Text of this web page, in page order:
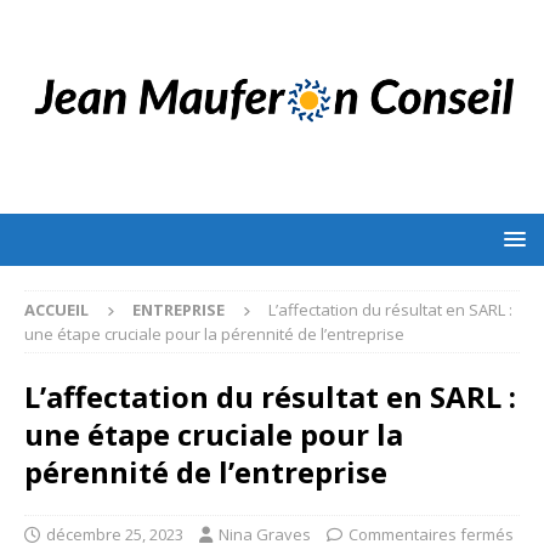
ACCUEIL ENTREPRISE
L’affectation du résultat en SARL :
une étape cruciale pour la pérennité de l’entreprise
L’affectation du résultat en SARL :
une étape cruciale pour la
pérennité de l’entreprise
décembre 25, 2023 Nina Graves Commentaires fermés